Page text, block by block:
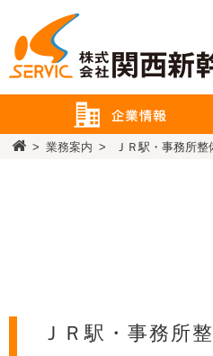
> 業務案内 > ＪＲ駅・事務所整
ＪＲ駅・事務所